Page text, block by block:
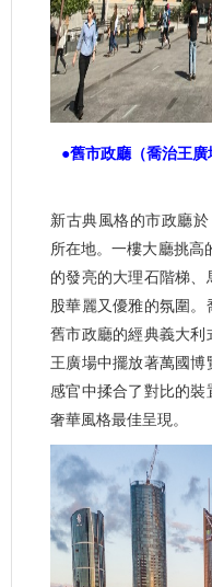
●舊市政廳（喬治王廣
新古典風格的市政廳
所在地。一樓大廳挑高
的發亮的大理石階梯
股華麗又優雅的氛圍。
舊市政廳的經典義大利
王廣場中擺放著萬國博
感官中揉合了對比的裝
奢華風格最佳呈現。